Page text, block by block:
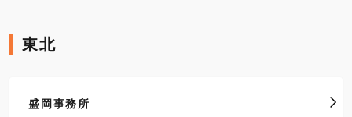
東北
盛岡事務所